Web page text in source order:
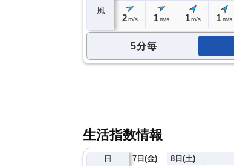
風
2 m/s 1 m/s 1 m/s 1 m/s
5分毎
生活指数情報
日
7日(金) 8日(土)